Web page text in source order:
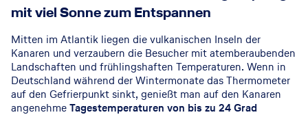
mit viel Sonne zum Entspannen
Mitten im Atlantik liegen die vulkanischen Inseln der
Kanaren und verzaubern die Besucher mit atemberaubenden
Landschaften und frühlingshaften Temperaturen. Wenn in
Deutschland während der Wintermonate das Thermometer
auf den Gefrierpunkt sinkt, genießt man auf den Kanaren
angenehmeTagestemperaturen von bis zu 24 Grad